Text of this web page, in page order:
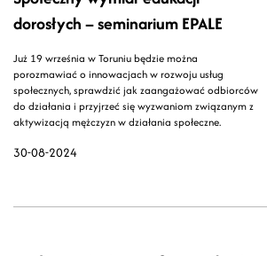
30-08-2024
dorosłych – seminarium EPALE
Już 19 września w Toruniu będzie można
porozmawiać o innowacjach w rozwoju usług
społecznych, sprawdzić jak zaangażować odbiorców
do działania i przyjrzeć się wyzwaniom związanym z
aktywizacją mężczyzn w działania społeczne.